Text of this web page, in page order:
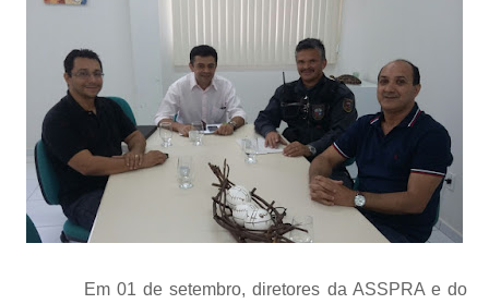
Em 01 de setembro, diretores da ASSPRA e do